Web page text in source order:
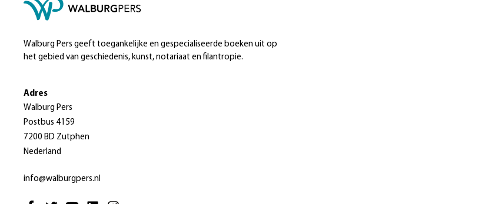
Walburg Pers geeft toegankelijke en gespecialiseerde boeken uit op
het gebied van geschiedenis, kunst, notariaat en filantropie.
Adres
Walburg Pers
Postbus 4159
7200 BD Zutphen
Nederland
info@walburgpers.nl